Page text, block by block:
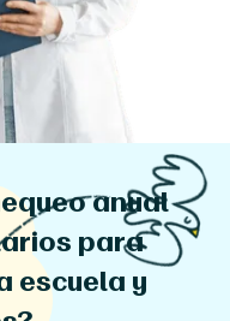
anual
para
escuela y